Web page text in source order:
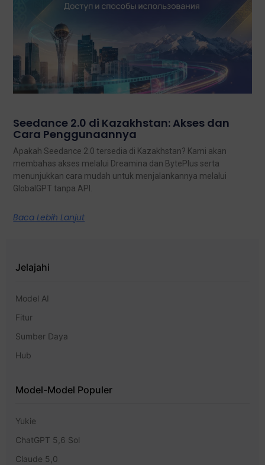
Seedance 2.0 di Kazakhstan: Akses dan
Cara Penggunaannya
Apakah Seedance 2.0 tersedia di Kazakhstan? Kami akan
membahas akses melalui Dreamina dan BytePlus serta
menunjukkan cara mudah untuk menjalankannya melalui
GlobalGPT tanpa API.
Baca Lebih Lanjut
Jelajahi
Model AI
Fitur
Sumber Daya
Hub
Model-Model Populer
Yukie
ChatGPT 5,6 Sol
Claude 5,0